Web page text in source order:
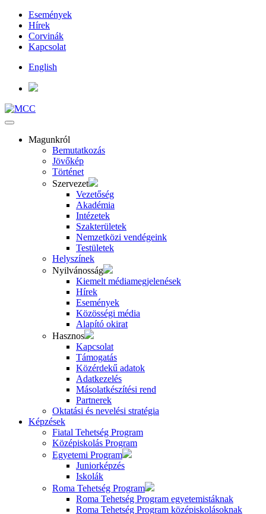
Események
Hírek
Corvinák
Kapcsolat
English
Magunkról
Bemutatkozás
Jövőkép
Történet
Szervezet
Vezetőség
Akadémia
Intézetek
Szakterületek
Nemzetközi vendégeink
Testületek
Helyszínek
Nyilvánosság
Kiemelt médiamegjelenések
Hírek
Események
Közösségi média
Alapító okirat
Hasznos
Kapcsolat
Támogatás
Közérdekű adatok
Adatkezelés
Másolatkészítési rend
Partnerek
Oktatási és nevelési stratégia
Képzések
Fiatal Tehetség Program
Középiskolás Program
Egyetemi Program
Juniorképzés
Iskolák
Roma Tehetség Program
Roma Tehetség Program egyetemistáknak
Roma Tehetség Program középiskolásoknak